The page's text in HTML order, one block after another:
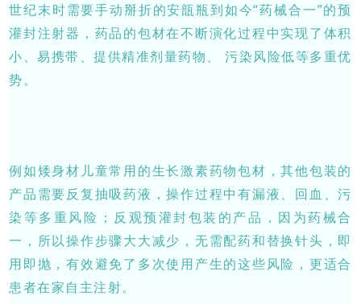
世纪末时需要手动掰折的安瓿瓶到如今“药械合一”的预
灌封注射器，药品的包材在不断演化过程中实现了体积
小、易携带、提供精准剂量药物、 污染风险低等多重优
势。
例如矮身材儿童常用的生长激素药物包材，其他包装的
产品需要反复抽吸药液，操作过程中有漏液、回血、污
染等多重风险；反观预灌封包装的产品，因为药械合
一，所以操作步骤大大减少，无需配药和替换针头，即
用即抛，有效避免了多次使用产生的这些风险，更适合
患者在家自主注射。